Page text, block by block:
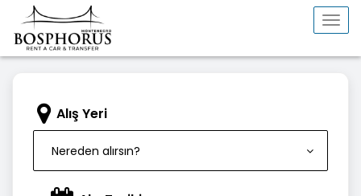
Alış Yeri
Nereden alırsın?